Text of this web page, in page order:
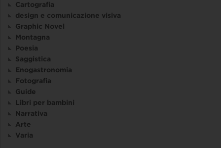
Cartografia
design e comunicazione visiva
Graphic Novel
Montagna
Poesia
Saggistica
Enogastronomia
Fotografia
Guide
Libri per bambini
Narrativa
Arte
Varia